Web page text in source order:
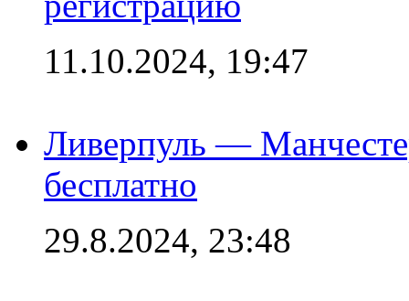
11.10.2024, 19:47
Ливерпуль —
бесплатно
29.8.2024, 23:48